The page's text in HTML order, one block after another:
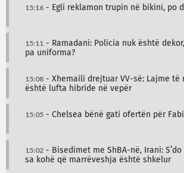
15:16 - Egli reklamon trupin në bikini, po
15:11 - Ramadani: Policia nuk është
pa uniforma?
15:08 - Xhemaili drejtuar VV-së: Lajme të
është lufta hibride në vepër
15:05 - Chelsea bënë gati ofertën për
15:02 - Bisedimet me ShBA-në, Irani:
sa kohë që marrëveshja është shkelur